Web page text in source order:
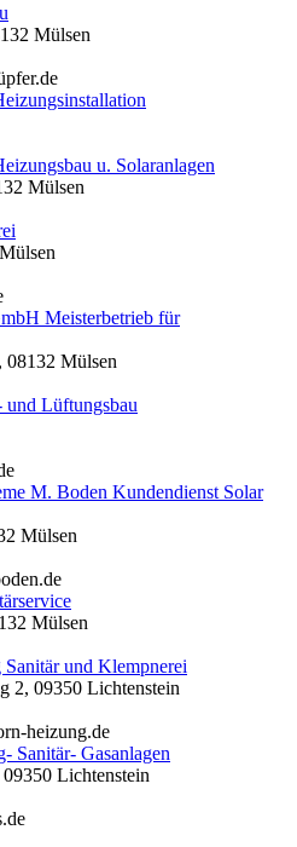
Mülsen
u. Solaranlagen
Mülsen
Meisterbetrieb für
08132 Mülsen
Lüftungsbau
M. Boden Kundendienst Solar
Mülsen
Mülsen
und Klempnerei
2, 09350 Lichtenstein
heizung.de
Sanitär- Gasanlagen
Lichtenstein